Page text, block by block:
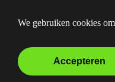
Wat is
We gebruiken cookies
Accepteren